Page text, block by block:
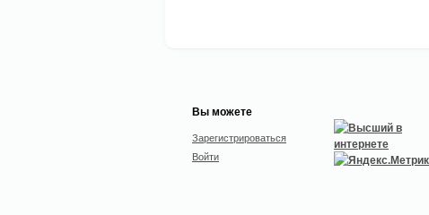
Вы можете
Зарегистрироваться
Войти